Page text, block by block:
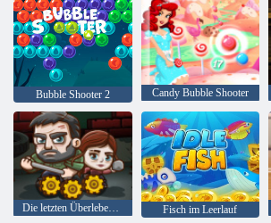
Bubble Shooter 2 Candy Bubble Shooter
Die letzten Überlebenden Fisch im Leerlauf